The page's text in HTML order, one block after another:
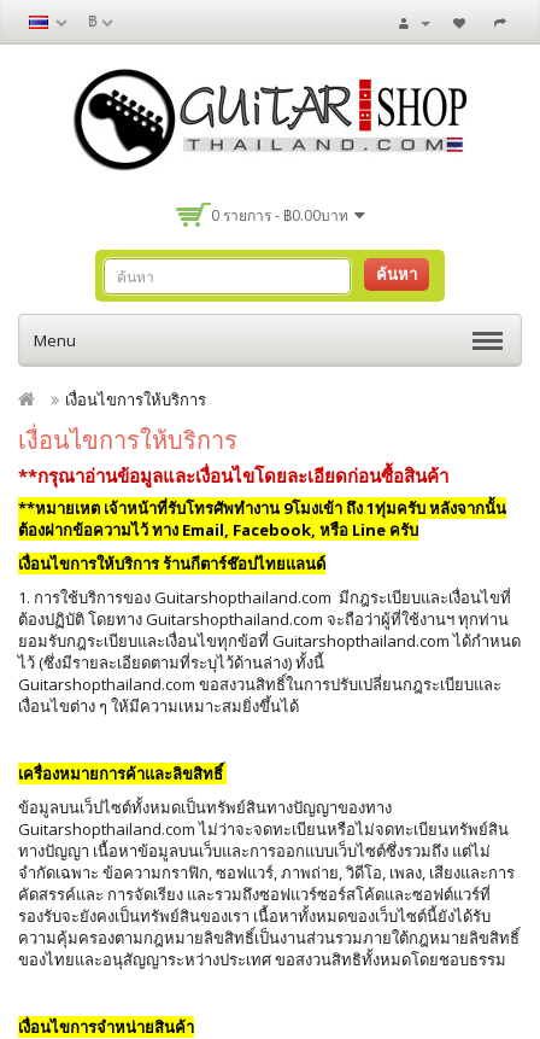
฿
0 รายการ - ฿0.00บาท
ค้นหา
Menu
เงื่อนไขการให้บริการ
เงื่อนไขการให้บริการ
**กรุณาอ่านข้อมูลและเงื่อนไขโดยละเอียดก่อนซื้อสินค้า
**หมายเหต เจ้าหน้าที่รับโทรศัพทำงาน 9โมงเข้า ถึง 1ทุ่มครับ หลังจากนั้น
ต้องฝากข้อความไว้ ทาง Email, Facebook, หรือ Line ครับ
เงื่อนไขการให้บริการ ร้านกีตาร์ช๊อปไทยแลนด์
1. การใช้บริการของ Guitarshopthailand.com มีกฎระเบียบและเงื่อนไขที่
ต้องปฏิบัติ โดยทาง Guitarshopthailand.com จะถือว่าผู้ที่ใช้งานฯ ทุกท่าน
ยอมรับกฎระเบียบและเงื่อนไขทุกข้อที่ Guitarshopthailand.com ได้กำหนด
ไว้ (ซึ่งมีรายละเอียดตามที่ระบุไว้ด้านล่าง) ทั้งนี้
Guitarshopthailand.com ขอสงวนสิทธิ์ในการปรับเปลี่ยนกฎระเบียบและ
เงื่อนไขต่าง ๆ ให้มีความเหมาะสมยิ่งขึ้นได้
เครื่องหมายการค้าและลิขสิทธิ์
ข้อมูลบนเว็ปไซต์ทั้งหมดเป็นทรัพย์สินทางปัญญาของทาง
Guitarshopthailand.com ไม่ว่าจะจดทะเบียนหรือไม่จดทะเบียนทรัพย์สิน
ทางปัญญา เนื้อหาข้อมูลบนเว็บและการออกแบบเว็บไซต์ซึ่งรวมถึง แต่ไม่
จำกัดเฉพาะ ข้อความกราฟิก, ซอฟแวร์, ภาพถ่าย, วิดีโอ, เพลง, เสียงและการ
คัดสรรค์และ การจัดเรียง และรวมถึงซอฟแวร์ซอร์สโค้ดและซอฟต์แวร์ที่
รองรับจะยังคงเป็นทรัพย์สินของเรา เนื้อหาทั้งหมดของเว็บไซต์นี้ยังได้รับ
ความคุ้มครองตามกฎหมายลิขสิทธิ์เป็นงานส่วนรวมภายใต้กฎหมายลิขสิทธิ์
ของไทยและอนุสัญญาระหว่างประเทศ ขอสงวนสิทธิทั้งหมดโดยชอบธรรม
เงื่อนไขการจำหน่ายสินค้า